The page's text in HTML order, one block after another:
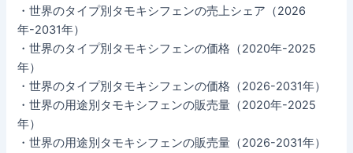
・世界のタイプ別タモキシフェンの売上シェア（2026
年-2031年）
・世界のタイプ別タモキシフェンの価格（2020年-2025
年）
・世界のタイプ別タモキシフェンの価格（2026-2031年）
・世界の用途別タモキシフェンの販売量（2020年-2025
年）
・世界の用途別タモキシフェンの販売量（2026-2031年）